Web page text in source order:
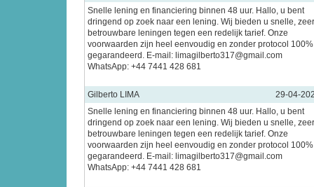
Snelle lening en financiering binnen 48 uur. Hallo, u bent
dringend op zoek naar een lening. Wij bieden u snelle, zeer
betrouwbare leningen tegen een redelijk tarief. Onze
voorwaarden zijn heel eenvoudig en zonder protocol 100%
gegarandeerd. E-mail: limagilberto317@gmail.com
WhatsApp: +44 7441 428 681
Gilberto LIMA
29-04-
Snelle lening en financiering binnen 48 uur. Hallo, u bent
dringend op zoek naar een lening. Wij bieden u snelle, zeer
betrouwbare leningen tegen een redelijk tarief. Onze
voorwaarden zijn heel eenvoudig en zonder protocol 100%
gegarandeerd. E-mail: limagilberto317@gmail.com
WhatsApp: +44 7441 428 681